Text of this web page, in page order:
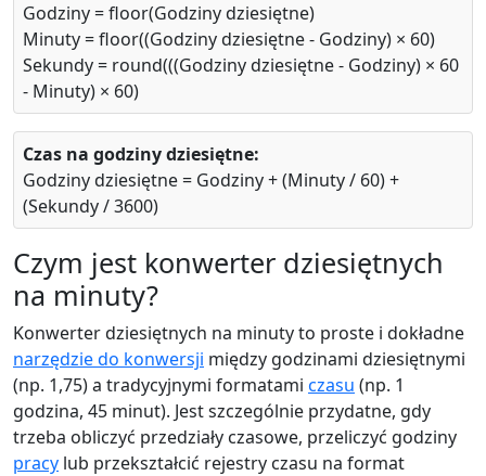
Godziny = floor(Godziny dziesiętne)
Minuty = floor((Godziny dziesiętne - Godziny) × 60)
Sekundy = round(((Godziny dziesiętne - Godziny) × 60
- Minuty) × 60)
Czas na godziny dziesiętne:
Godziny dziesiętne = Godziny + (Minuty / 60) +
(Sekundy / 3600)
Czym jest konwerter dziesiętnych
na minuty?
Konwerter dziesiętnych na minuty to proste i dokładne
narzędzie do konwersji między godzinami dziesiętnymi
(np. 1,75) a tradycyjnymi formatami czasu (np. 1
godzina, 45 minut). Jest szczególnie przydatne, gdy
trzeba obliczyć przedziały czasowe, przeliczyć godziny
pracy lub przekształcić rejestry czasu na format